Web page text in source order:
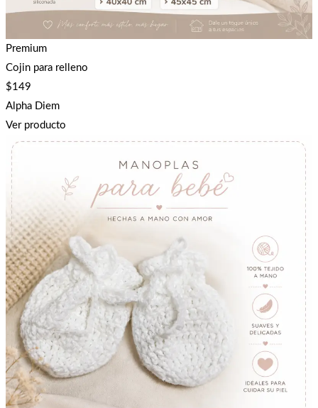
Premium
Cojin para relleno
$149
Alpha Diem
Ver producto